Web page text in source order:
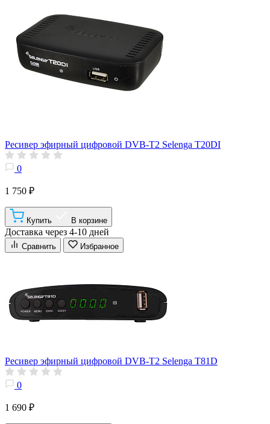
Ресивер эфирный цифровой DVB-T2 Selenga T20DI
0
1 750 ₽
Купить В корзине
Доставка через 4-10 дней
Сравнить Избранное
Ресивер эфирный цифровой DVB-T2 Selenga T81D
0
1 690 ₽